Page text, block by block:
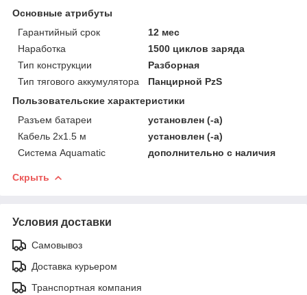
Основные атрибуты
Гарантийный срок
12 мес
Наработка
1500 циклов заряда
Тип конструкции
Разборная
Тип тягового аккумулятора
Панцирной PzS
Пользовательские характеристики
Разъем батареи
установлен (-а)
Кабель 2х1.5 м
установлен (-а)
Система Aquamatic
дополнительно с наличия
Скрыть
Условия доставки
Самовывоз
Доставка курьером
Транспортная компания